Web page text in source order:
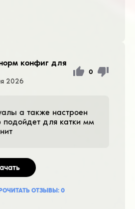
конфиг для
2026
0
а также настроен
подойдет для катки мм
ОТЗЫВЫ: 0